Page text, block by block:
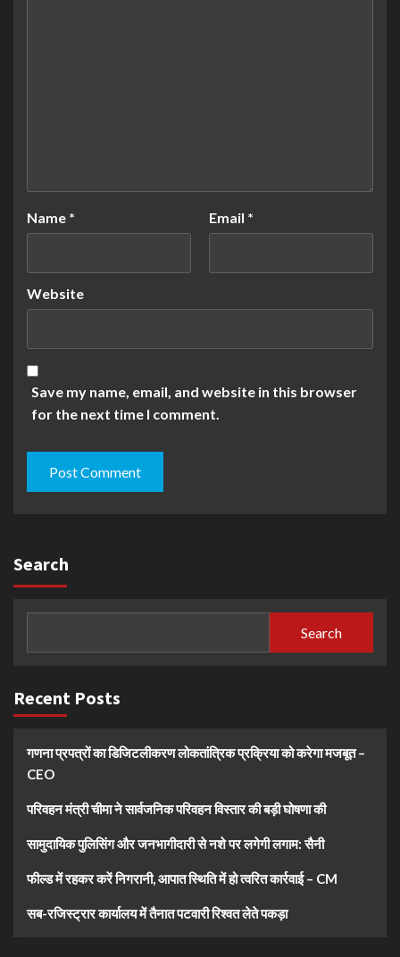
Name * Email *
Website
Save my name, email, and website in this browser
for the next time I comment.
Search
Search
Recent Posts
गणना प्रपत्रों का डिजिटलीकरण लोकतांत्रिक प्रक्रिया को करेगा मजबूत –
CEO
परिवहन मंत्री चीमा ने सार्वजनिक परिवहन विस्तार की बड़ी घोषणा की
सामुदायिक पुलिसिंग और जनभागीदारी से नशे पर लगेगी लगाम: सैनी
फील्ड में रहकर करें निगरानी, आपात स्थिति में हो त्वरित कार्रवाई – CM
सब-रजिस्ट्रार कार्यालय में तैनात पटवारी रिश्वत लेते पकड़ा